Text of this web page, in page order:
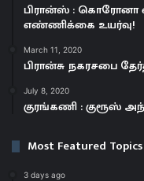
பிரான்ஸ் : கொரோனா
எண்ணிக்கை உயர்வு!
March 11, 2020
பிரான்சு நகரசபை
July 8, 2020
குரங்கணி : குரூஸ்
Most Featured Topics
3 days ago